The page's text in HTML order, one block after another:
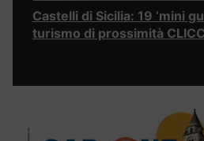
Castelli di Sicilia: 19 ‘mini
turismo di prossimità